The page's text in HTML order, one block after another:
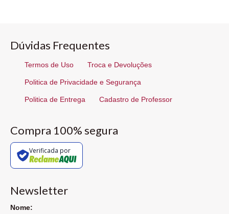
Dúvidas Frequentes
Termos de Uso Troca e Devoluções
Politica de Privacidade e Segurança
Politica de Entrega Cadastro de Professor
Compra 100% segura
Verificada por
Newsletter
Nome: